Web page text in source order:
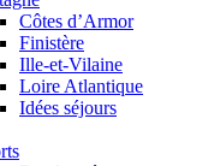
Côtes d’Armor
Finistère
Ille-et-Vilaine
Loire Atlantique
Idées séjours